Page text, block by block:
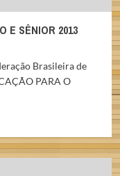
E SÊNIOR 2013
Brasileira de
PARA O